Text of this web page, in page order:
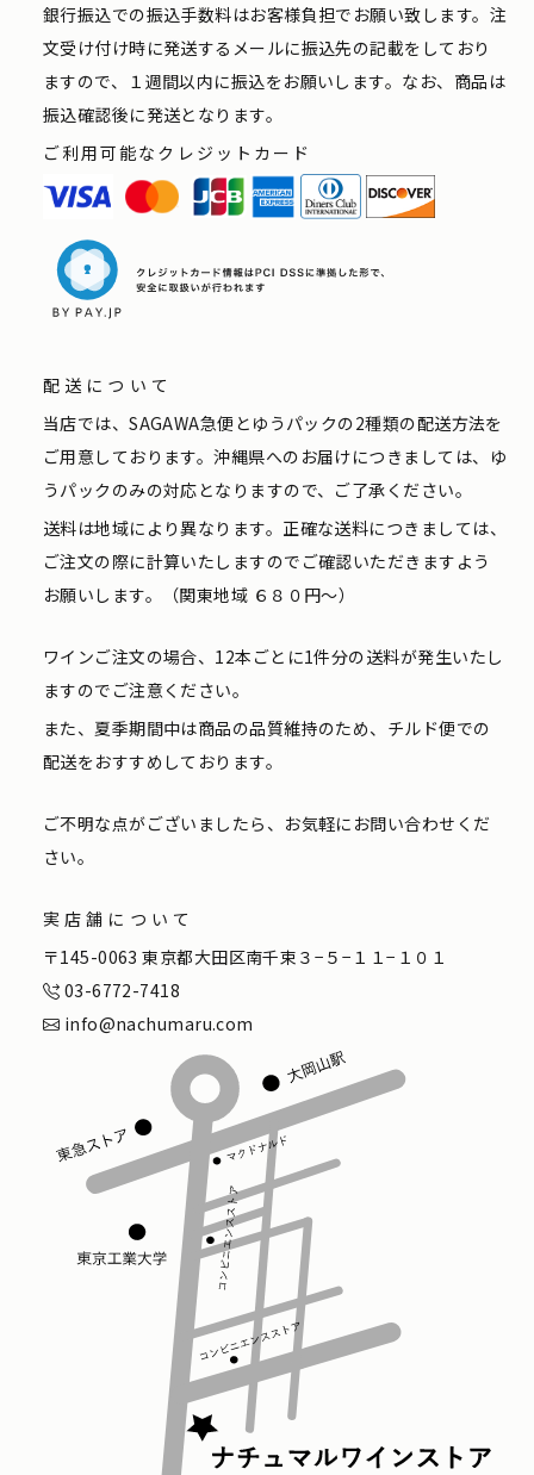
銀行振込での振込手数料はお客様負担でお願い致します。注
文受け付け時に発送するメールに振込先の記載をしており
ますので、１週間以内に振込をお願いします。なお、商品は
振込確認後に発送となります。
ご利用可能なクレジットカード
配送について
当店では、SAGAWA急便とゆうパックの2種類の配送方法を
ご用意しております。沖縄県へのお届けにつきましては、ゆ
うパックのみの対応となりますので、ご了承ください。
送料は地域により異なります。正確な送料につきましては、
ご注文の際に計算いたしますのでご確認いただきますよう
お願いします。（関東地域 ６８０円〜）
ワインご注文の場合、12本ごとに1件分の送料が発生いたし
ますのでご注意ください。
また、夏季期間中は商品の品質維持のため、チルド便での
配送をおすすめしております。
ご不明な点がございましたら、お気軽にお問い合わせくだ
さい。
実店舗について
〒145-0063 東京都大田区南千束３−５−１１−１０１
03-6772-7418
info@nachumaru.com